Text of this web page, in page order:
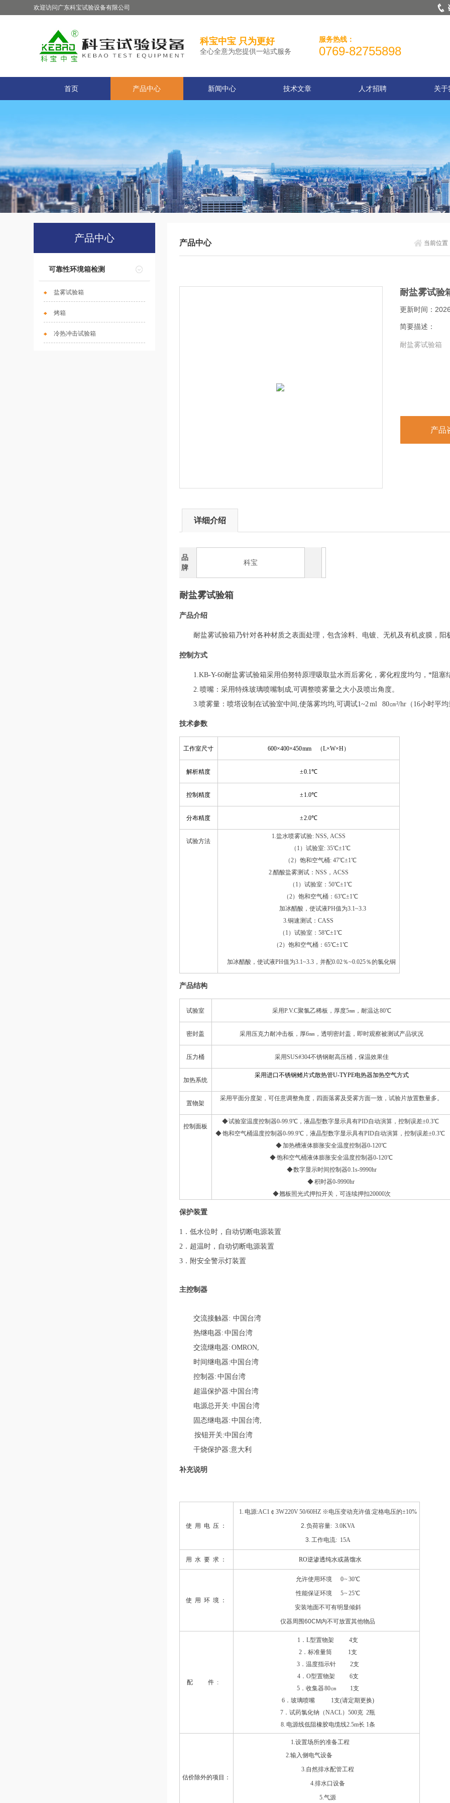
欢迎访问广东科宝试验设备有限公司
科宝中宝 只为更好
全心全意为您提供一站式服务
服务热线：
0769-82755898
首页 产品中心 新闻中心 技术文章 人才招聘 关于
产品中心
可靠性环境箱检测
盐雾试验箱
烤箱
冷热冲击试验箱
产品中心 当前位置
耐盐雾试验
更新时间：
简要描述：
耐盐雾试验箱
产品
详细介绍
品
牌
科宝
耐盐雾试验箱
产品介绍
耐盐雾试验箱乃针对各种材质之表面处理，包含涂料、电镀、无机及有机皮膜，
控制方式
1.KB-Y-60耐盐雾试验箱采用伯努特原理吸取盐水而后雾化，雾化程度均匀，*阻塞
2. 喷嘴：采用特殊玻璃喷嘴制成,可调整喷雾量之大小及喷出角度。
3.喷雾量：喷塔设制在试验室中间,使落雾均均,可调试1~2 ml 80㎝²/hr（16小时平均
技术参数
工作室尺寸 600×400×450mm （L×W×H）
解析精度 ±0.1℃
控制精度 ± 1.0℃
分布精度 ±2.0℃
试验方法
1. 盐水喷雾试验: NSS, ACSS
（1）试验室: 35℃±1℃
（2）饱和空气桶: 47℃±1℃
2. 醋酸盐雾测试： NSS ， ACSS
（ 1 ）试验室： 50℃±1℃
（2）饱和空气桶： 63℃±1℃
加冰醋酸，使试液PH值为3.1~3.3
3.铜速测试：CASS
（1）试验室：58℃±1℃
（2）饱和空气桶：65℃±1℃
加冰醋酸，使试液PH值为3.1~3.3，并配0.02％~0.025％的氯化铜
产品结构
试验室 采用P.V.C聚氯乙稀板，厚度5㎜，耐温达80℃
密封盖 采用压克力耐冲击板，厚6㎜，透明密封盖，即时观察被测试产品状况
压力桶 采用SUS#304不锈钢耐高压桶，保温效果佳
加热系统
采用进口不锈钢鳍片式散热管U-TYPE电热器加热空气方式
置物架
采用平面分度架，可任意调整角度，四面落雾及受雾方面一致，试验片放置数量多。
控制面板
◆试验室温度控制器0-99.9℃，液晶型数字显示具有PID自动演算，控制误差±0.3℃
◆ 饱和空气桶温度控制器0-99.9℃，液晶型数字显示具有PID自动演算，控制误差±0.3℃
◆ 加热槽液体膨胀安全温度控制器0-120℃
◆饱和空气桶液体膨胀安全温度控制器0-120℃
◆ 数字显示时间控制器0.1s-9990hr
◆积时器0-9990hr
◆翘板照光式押扣开关，可连续押扣20000次
保护装置
1 ．低水位时，自动切断电源装置
2．超温时，自动切断电源装置
3．附安全警示灯装置
主控制器
交流接触器: 中国台湾
热继电器: 中国台湾
交流继电器: OMRON,
时间继电器:中国台湾
控制器: 中国台湾
超温保护器:中国台湾
电源总开关: 中国台湾
固态继电器: 中国台湾,
按钮开关:中国台湾
干烧保护器:意大利
补充说明
使 用 电 压 ：
1. 电源:AC1 ￠ 3W 220V 50/60HZ ※电压变动充许值:定格电压的±10%
2.负荷容量:3 .0KVA
3. 工作电流: 15A
用 水 要 求 ： RO逆渗透纯水或蒸馏水
使 用 环 境 ：
允许使用环境 0 ~ 30℃
性能保证环境 5 ~ 25℃
安装地面不可有明显倾斜
仪器周围60CM内不可放置其他物品
配 件 :
1．L型置物架
4支
2 ．标准量筒 1支
3．温度指示针2支
4 ．O型置物架 6支
5．收集器80㎝ 1支
6 ．玻璃喷嘴 1支(请定期更换)
7．试药氯化钠（NACL）500克 2瓶
8. 电源线低阻橡胶电缆线2.5m长 1条
估价除外的项目：
1.设置场所的准备工程
2.输入侧电气设备
3.自然排水配管工程
4.排水口设备
5.气源